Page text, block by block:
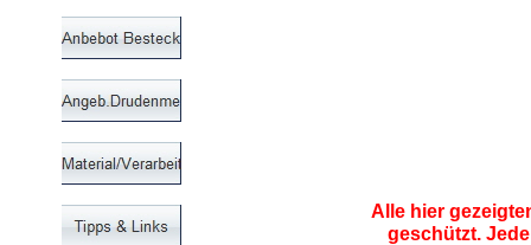
Alle hier
geschützt.